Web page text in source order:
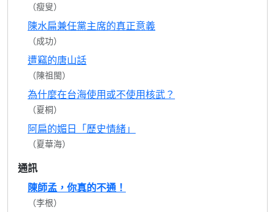
（瘦叟）
陳水扁兼任黨主席的真正意義
（成功）
遭竊的唐山話
（陳祖閩）
為什麼在台海使用或不使用核武？
（夏桐）
阿扁的媚日「歷史情緒」
（夏華海）
通訊
陳師孟，你真的不通！
（李根）